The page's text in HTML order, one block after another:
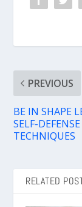
PREVIOUS
BE IN SHAPE
SELF-DEFENSE
TECHNIQUES
RELATED